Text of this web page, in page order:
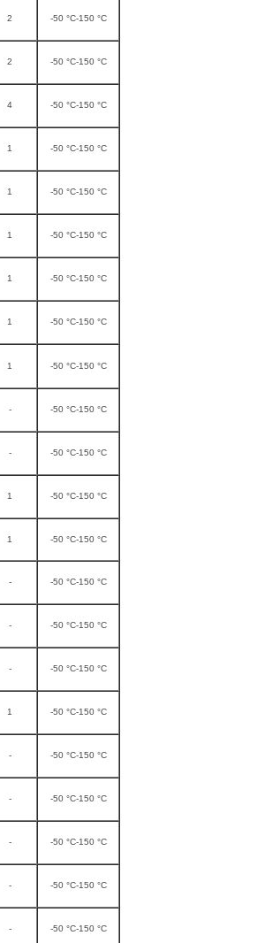
2 -50 °C-150 °C
2 -50 °C-150 °C
4 -50 °C-150 °C
1 -50 °C-150 °C
1 -50 °C-150 °C
1 -50 °C-150 °C
1 -50 °C-150 °C
1 -50 °C-150 °C
1 -50 °C-150 °C
- -50 °C-150 °C
- -50 °C-150 °C
1 -50 °C-150 °C
1 -50 °C-150 °C
- -50 °C-150 °C
- -50 °C-150 °C
- -50 °C-150 °C
1 -50 °C-150 °C
- -50 °C-150 °C
- -50 °C-150 °C
- -50 °C-150 °C
- -50 °C-150 °C
- -50 °C-150 °C